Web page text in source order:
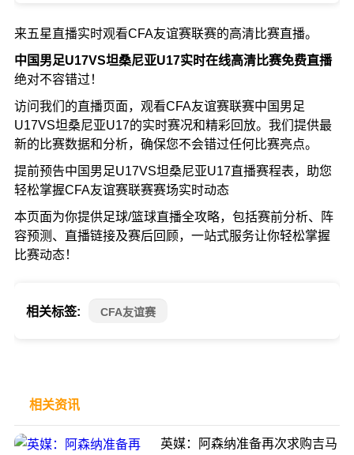
来五星直播实时观看CFA友谊赛联赛的高清比赛直播。
中国男足U17VS坦桑尼亚U17实时在线高清比赛免费直播
绝对不容错过！
访问我们的直播页面，观看CFA友谊赛联赛中国男足
U17VS坦桑尼亚U17的实时赛况和精彩回放。我们提供最
新的比赛数据和分析，确保您不会错过任何比赛亮点。
提前预告中国男足U17VS坦桑尼亚U17直播赛程表，助您
轻松掌握CFA友谊赛联赛赛场实时动态
本页面为你提供足球/篮球直播全攻略，包括赛前分析、阵
容预测、直播链接及赛后回顾，一站式服务让你轻松掌握
比赛动态！
相关标签: CFA友谊赛
相关资讯
英媒：阿森纳准备再次求购吉马